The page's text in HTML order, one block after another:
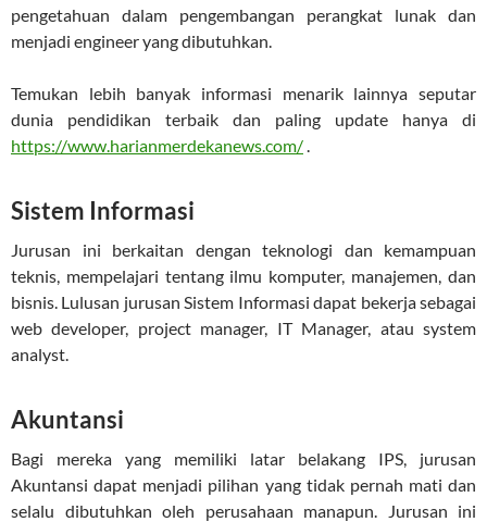
pengetahuan dalam pengembangan perangkat lunak dan
menjadi engineer yang dibutuhkan.
Temukan lebih banyak informasi menarik lainnya seputar
dunia pendidikan terbaik dan paling update hanya di
https://www.harianmerdekanews.com/.
Sistem Informasi
Jurusan ini berkaitan dengan teknologi dan kemampuan
teknis, mempelajari tentang ilmu komputer, manajemen, dan
bisnis. Lulusan jurusan Sistem Informasi dapat bekerja sebagai
web developer, project manager, IT Manager, atau system
analyst.
Akuntansi
Bagi mereka yang memiliki latar belakang IPS, jurusan
Akuntansi dapat menjadi pilihan yang tidak pernah mati dan
selalu dibutuhkan oleh perusahaan manapun. Jurusan ini